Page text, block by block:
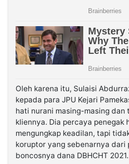
Oleh karena itu, Sulaisi
kepada para JPU Kejari
hati nurani masing-masing dan
kliennya. Dia percaya penegak
mengungkap keadilan, tapi
koruptor yang sebenarnya dari
boncosnya dana DBHCHT 2021.